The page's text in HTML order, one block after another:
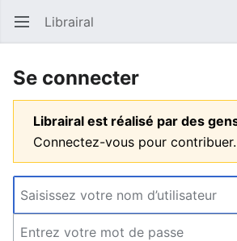
Ouvrir le menu principal Librairal
Se connecter
Librairal est réalisé par des
Connectez-vous pour contribuer.